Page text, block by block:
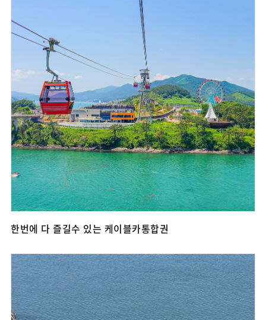
한번에 다 즐길수 있는 케이블카통합권